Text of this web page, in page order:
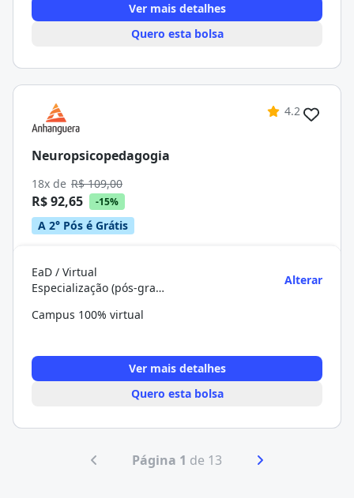
Ver mais detalhes
Quero esta bolsa
4.2
Neuropsicopedagogia
18x de R$ 109,00
R$ 92,65 -15%
A 2° Pós é Grátis
EaD / Virtual
Especialização (pós-graduação)
Alterar
Campus 100% virtual
Ver mais detalhes
Quero esta bolsa
Página 1 de 13